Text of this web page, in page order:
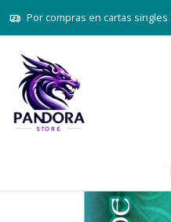
Por compras en cartas